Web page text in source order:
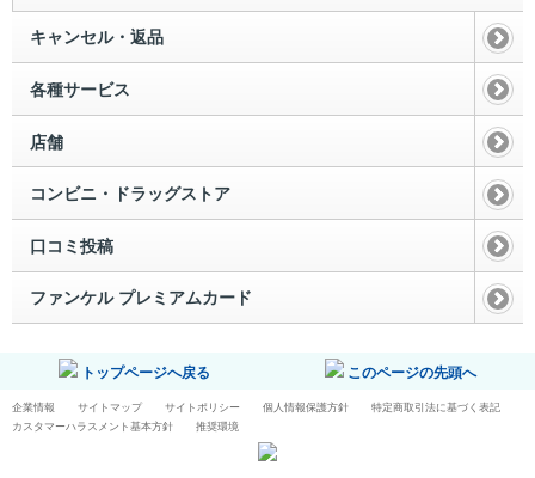
キャンセル・返品
各種サービス
店舗
コンビニ・ドラッグストア
口コミ投稿
ファンケル プレミアムカード
トップページへ戻る このページの先頭へ
企業情報 サイトマップ サイトポリシー 個人情報保護方針
特定商取引法に基づく表記
カスタマーハラスメント基本方針
推奨環境